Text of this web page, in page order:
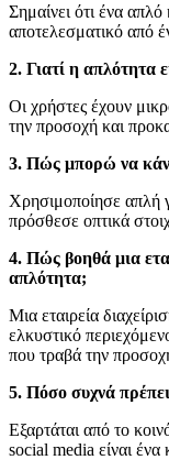
Σημαίνει ότι ένα
αποτελεσματικό από
2. Γιατί η απλότητα
Οι χρήστες έχουν
την προσοχή και
3. Πώς μπορώ να
Χρησιμοποίησε απλή
πρόσθεσε οπτικά
4. Πώς βοηθά μια
απλότητα;
Μια εταιρεία
ελκυστικό
που τραβά την
5. Πόσο συχνά
Εξαρτάται από το
social media είναι ένα